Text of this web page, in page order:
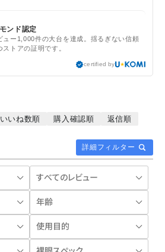
ンド認定
ュー1,000件の大台を達成。揺るぎない信頼
トアの証明です。
certified by
詳細フィルター
いいね数順 購入確認順
返信順